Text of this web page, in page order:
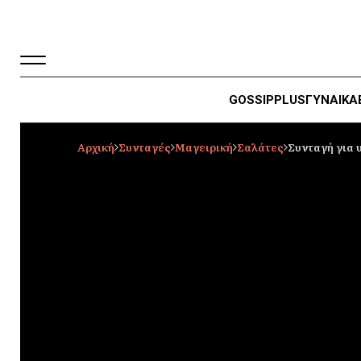
GOSSIPPLUSΓΥΝΑΙΚΑ
Αρχική Συνταγές Μαγειρική Σαλάτες Συνταγή για